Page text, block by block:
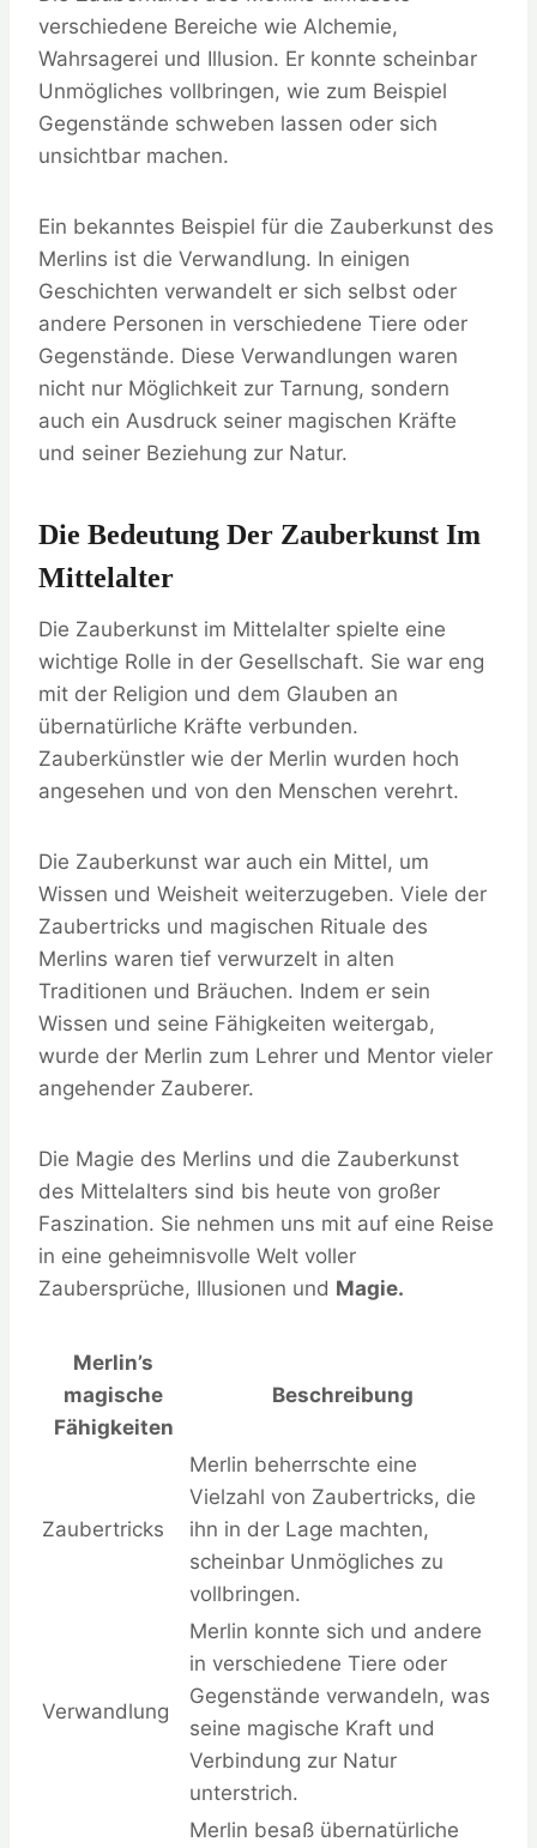
verschiedene Bereiche wie Alchemie,
Wahrsagerei und Illusion. Er konnte scheinbar
Unmögliches vollbringen, wie zum Beispiel
Gegenstände schweben lassen oder sich
unsichtbar machen.
Ein bekanntes Beispiel für die Zauberkunst des
Merlins ist die Verwandlung. In einigen
Geschichten verwandelt er sich selbst oder
andere Personen in verschiedene Tiere oder
Gegenstände. Diese Verwandlungen waren
nicht nur Möglichkeit zur Tarnung, sondern
auch ein Ausdruck seiner magischen Kräfte
und seiner Beziehung zur Natur.
Die Bedeutung Der Zauberkunst Im
Mittelalter
Die Zauberkunst im Mittelalter spielte eine
wichtige Rolle in der Gesellschaft. Sie war eng
mit der Religion und dem Glauben an
übernatürliche Kräfte verbunden.
Zauberkünstler wie der Merlin wurden hoch
angesehen und von den Menschen verehrt.
Die Zauberkunst war auch ein Mittel, um
Wissen und Weisheit weiterzugeben. Viele der
Zaubertricks und magischen Rituale des
Merlins waren tief verwurzelt in alten
Traditionen und Bräuchen. Indem er sein
Wissen und seine Fähigkeiten weitergab,
wurde der Merlin zum Lehrer und Mentor vieler
angehender Zauberer.
Die Magie des Merlins und die Zauberkunst
des Mittelalters sind bis heute von großer
Faszination. Sie nehmen uns mit auf eine Reise
in eine geheimnisvolle Welt voller
Zaubersprüche, Illusionen und Magie.
Merlin’s
magische
Fähigkeiten
Beschreibung
Zaubertricks
Merlin beherrschte eine
Vielzahl von Zaubertricks, die
ihn in der Lage machten,
scheinbar Unmögliches zu
vollbringen.
Verwandlung
Merlin konnte sich und andere
in verschiedene Tiere oder
Gegenstände verwandeln, was
seine magische Kraft und
Verbindung zur Natur
unterstrich.
Merlin besaß übernatürliche